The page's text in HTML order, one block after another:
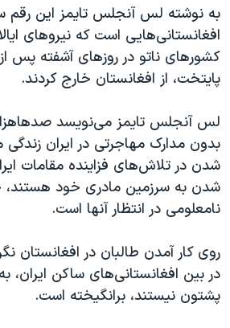
نرگس محمدی برنده جایزه نوبل صلح
همایش محافظه‌کاران آمریکا «سی‌پک»
صفحه‌های ویژه
به نوشته لس آنجلس تایمز این رقم
افغانستانی‌هایی است که نیروهای
کشورهای ناتو در روزهای آشفته پس
پایتخت، از افغانستان خارج کردند.
لس آنجلس تایمز می‌نویسد
بدون مدارک مهاجرتی در ایران زندگی
شدن در تلاش‌های فزاینده‌ مقامات
شدن به سرزمین مادری‌ خود
نامعلومی در انتظار آنها است.
روی کار آمدن طالبان در افغانستان
در بین افغانستانی‌های ساکن ایران،
پشتون نیستند، برانگیخته است.